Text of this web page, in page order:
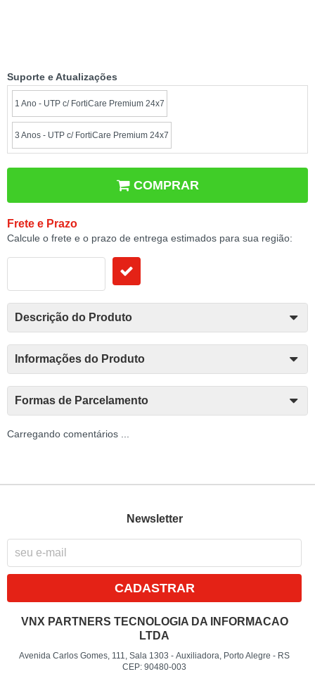
Suporte e Atualizações
1 Ano - UTP c/ FortiCare Premium 24x7
3 Anos - UTP c/ FortiCare Premium 24x7
COMPRAR
Frete e Prazo
Calcule o frete e o prazo de entrega estimados para sua região:
Descrição do Produto
Informações do Produto
Formas de Parcelamento
Carregando comentários ...
Newsletter
CADASTRAR
VNX PARTNERS TECNOLOGIA DA INFORMACAO
LTDA
Avenida Carlos Gomes, 111, Sala 1303 -Auxiliadora, Porto Alegre - RS
CEP: 90480-003